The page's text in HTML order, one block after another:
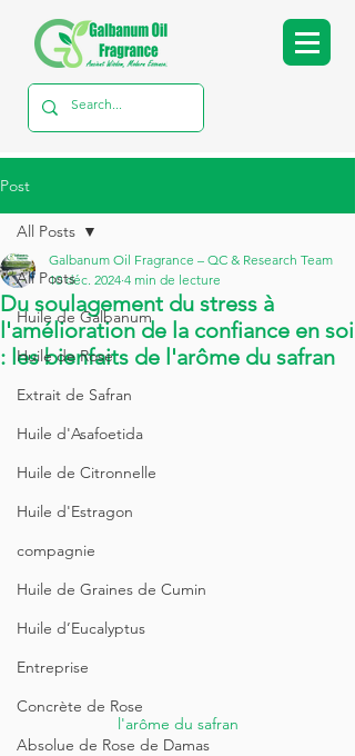
Post
All Posts
Huile de Galbanum
Huile de Rose
Extrait de Safran
Huile d'Asafoetida
Huile de Citronnelle
Huile d'Estragon
compagnie
Huile de Graines de Cumin
Huile d’Eucalyptus
Entreprise
Concrète de Rose
Absolue de Rose de Damas
All Posts
Du soulagement du stress à
l'amélioration de la confiance en soi
: les bienfaits de l'arôme du safran
Galbanum Oil Fragrance – QC & Research Team
10 déc. 2024 4 min de lecture
l'arôme du safran